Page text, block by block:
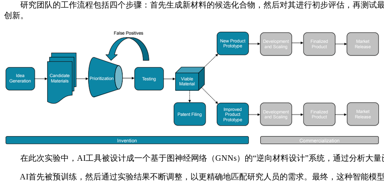
研究团队的工作流程包括四个步骤：首先生成新材料的候选化合物，然后对其进行初步评估，再测试
创新。
在此次实验中，AI工具被设计成一个基于图神经网络（GNNs）的“逆向材料设计”系统，通过分析大量
AI首先被预训练，然后通过实验结果不断调整，以更精确地匹配研究人员的需求。最终，这种智能模